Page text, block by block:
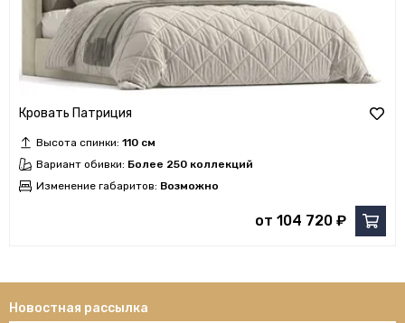
Кровать Патриция
Высота спинки: 110 см
Вариант обивки: Более 250 коллекций
Изменение габаритов: Возможно
от 104 720 ₽
Новостная рассылка